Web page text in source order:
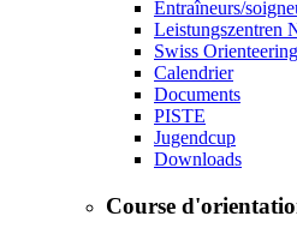
Entraîneurs/
Leistungszentren
Swiss
Calendrier
Documents
PISTE
Jugendcup
Downloads
Course